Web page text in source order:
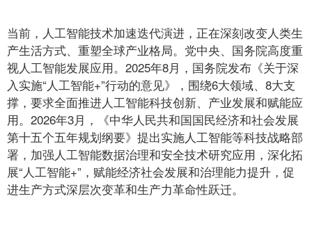
当前，人工智能技术加速迭代演进，正在深刻改变人类生
产生活方式、重塑全球产业格局。党中央、国务院高度重
视人工智能发展应用。2025年8月，国务院发布《关于深
入实施“人工智能+”行动的意见》，围绕6大领域、8大支
撑，要求全面推进人工智能科技创新、产业发展和赋能应
用。2026年3月，《中华人民共和国国民经济和社会发展
第十五个五年规划纲要》提出实施人工智能等科技战略部
署，加强人工智能数据治理和安全技术研究应用，深化拓
展“人工智能+”，赋能经济社会发展和治理能力提升，促
进生产方式深层次变革和生产力革命性跃迁。